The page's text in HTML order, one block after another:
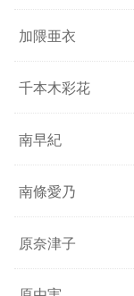
加隈亜衣
千本木彩花
南早紀
南條愛乃
原奈津子